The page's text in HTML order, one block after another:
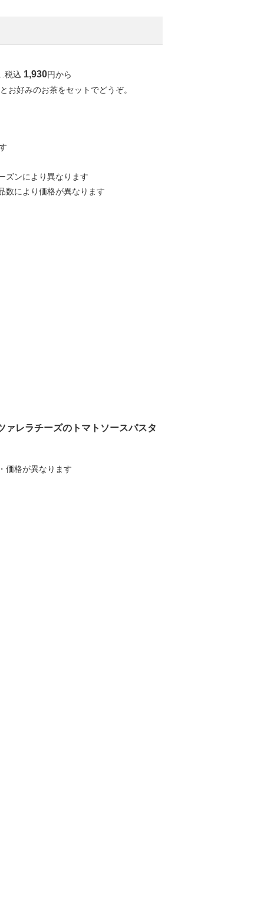
税込 1,930円から
お好みのお茶をセットでどうぞ。
ズンにより異なります
数により価格が異なります
ァレラチーズのトマトソースパスタ
価格が異なります